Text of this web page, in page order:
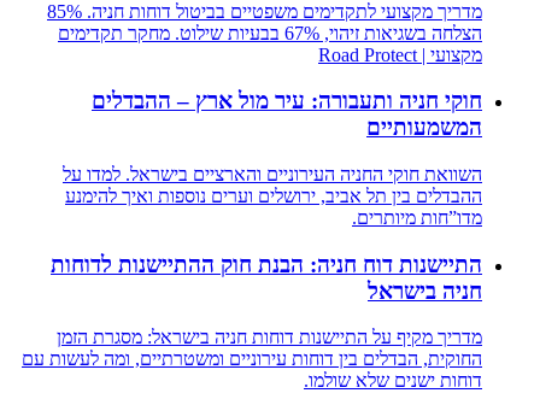
מדריך מקצועי לתקדימים משפטיים בביטול דוחות חניה. 85%
הצלחה בשגיאות זיהוי, 67% בבעיות שילוט. מחקר תקדימים
מקצועי | Road Protect
חוקי חניה ותעבורה: עיר מול ארץ – ההבדלים
המשמעותיים
השוואת חוקי החניה העירוניים והארציים בישראל. למדו על
ההבדלים בין תל אביב, ירושלים וערים נוספות ואיך להימנע
מדו”חות מיותרים.
התיישנות דוח חניה: הבנת חוק ההתיישנות לדוחות
חניה בישראל
מדריך מקיף על התיישנות דוחות חניה בישראל: מסגרת הזמן
החוקית, הבדלים בין דוחות עירוניים ומשטרתיים, ומה לעשות עם
דוחות ישנים שלא שולמו.